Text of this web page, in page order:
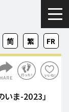
ZH-
CN
ZH-
TW
FR
ま-2023」